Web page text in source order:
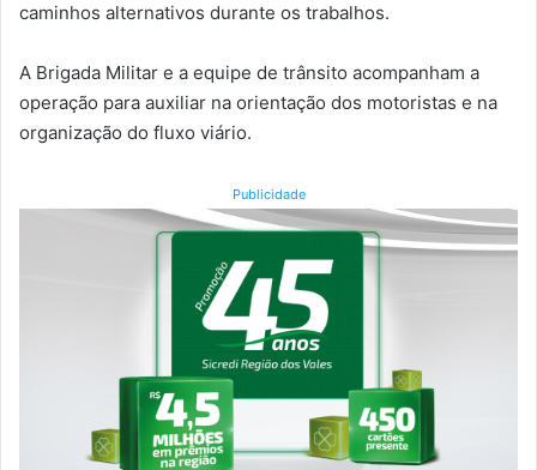
caminhos alternativos durante os trabalhos.
A Brigada Militar e a equipe de trânsito acompanham a
operação para auxiliar na orientação dos motoristas e na
organização do fluxo viário.
Publicidade